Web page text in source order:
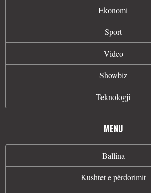
Ekonomi
Sport
Video
Showbiz
Teknologji
MENU
Ballina
Kushtet e përdorimit